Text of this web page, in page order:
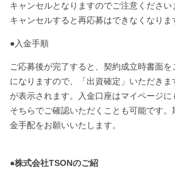
キャンセルとなりますのでご注意くださ
キャンセルすると再応募はできなくなりま
●入金手順
ご応募後が完了すると、契約成立時書面を
になりますので、「出資確定」いただき
が表示されます。入金口座はマイページに
そちらでご確認いただくことも可能です。
金手配をお願いいたします。
●株式会社TSONのご紹